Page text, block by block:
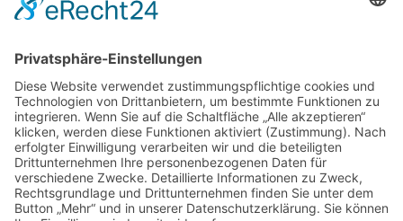
50858 Köln
Tel: 0221-921 300 32
Fax: 0221-921 300 31
↑ Nach oben